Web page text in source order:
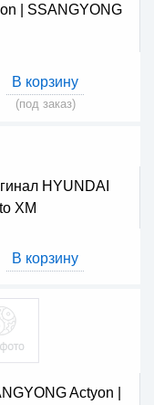
| SSANGYONG
В корзину
(под заказ)
HYUNDAI
XM
В корзину
Actyon |